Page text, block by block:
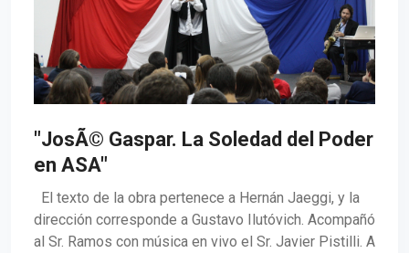
"JosÃ© Gaspar. La Soledad del Poder
en ASA"
El texto de la obra pertenece a Hernán Jaeggi, y la
dirección corresponde a Gustavo Ilutóvich. Acompañó
al Sr. Ramos con música en vivo el Sr. Javier Pistilli. A